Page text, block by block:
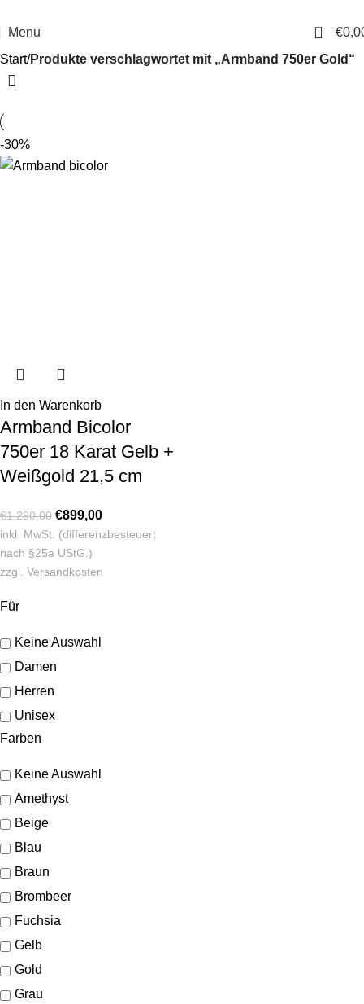
Menu 0 €
Für
Keine Auswahl
Damen
Herren
Unisex
Farben
Keine Auswahl
Amethyst
Beige
Blau
Braun
Brombeer
Fuchsia
Gelb
Gold
Grau
Start Produkte verschlagwortet mit „Armband 750er Gold“
-30%
In den Warenkorb
Armband Bicolor
750er 18 Karat Gelb +
Weißgold 21,5 cm
€1.290,00 €899,00
inkl. MwSt. (differenzbesteuert
nach §25a UStG.)
zzgl. Versandkosten